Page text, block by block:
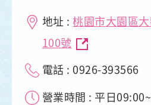
地址 :桃園市大園區
100號
電話 : 0926-393566
營業時間 : 平日